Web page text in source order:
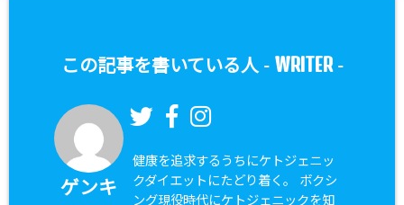
この記事を書いている人 - WRITER-
ゲンキ
健康を追求するうちにケトジェニッ
クダイエットにたどり着く。 ボクシ
ング現役時代にケトジェニックを知